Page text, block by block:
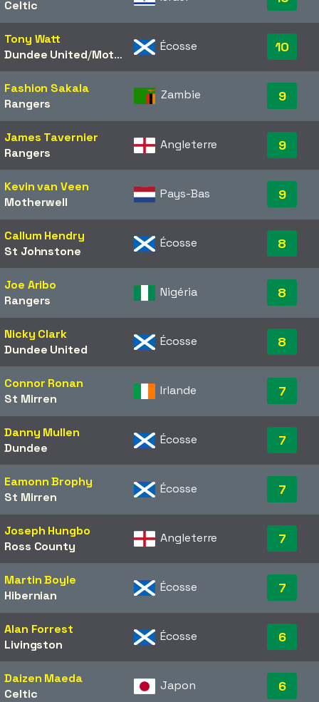
Celtic
Tony Watt
Dundee United/​Motherwell
Écosse 10
Fashion Sakala
Rangers
Zambie 9
James Tavernier
Rangers
Angleterre 9
Kevin van Veen
Motherwell
Pays-Bas 9
Callum Hendry
St Johnstone
Écosse 8
Joe Aribo
Rangers
Nigéria 8
Nicky Clark
Dundee United
Écosse 8
Connor Ronan
St Mirren
Irlande 7
Danny Mullen
Dundee
Écosse 7
Eamonn Brophy
St Mirren
Écosse 7
Joseph Hungbo
Ross County
Angleterre 7
Martin Boyle
Hibernian
Écosse 7
Alan Forrest
Livingston
Écosse 6
Daizen Maeda
Celtic
Japon 6